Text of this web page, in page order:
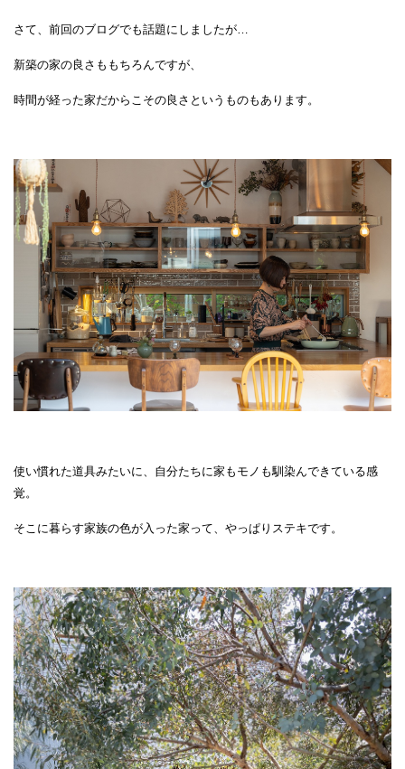
さて、前回のブログでも話題にしましたが…
新築の家の良さももちろんですが、
時間が経った家だからこその良さというものもあります。
使い慣れた道具みたいに、自分たちに家もモノも馴染んできている感
覚。
そこに暮らす家族の色が入った家って、やっぱりステキです。